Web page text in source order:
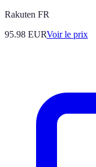
Rakuten FR
95.98 EURVoir le prix